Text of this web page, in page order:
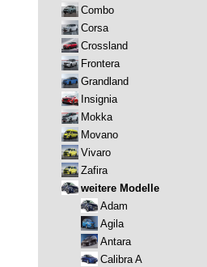
Combo
Corsa
Crossland
Frontera
Grandland
Insignia
Mokka
Movano
Vivaro
Zafira
weitere Modelle
Adam
Agila
Antara
Calibra A